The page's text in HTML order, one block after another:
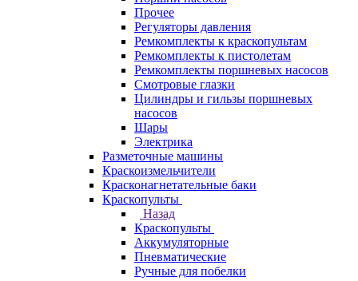
Прочее
Регуляторы давления
Ремкомплекты к краскопультам
Ремкомплекты к пистолетам
Ремкомплекты поршневых насосов
Смотровые глазки
Цилиндры и гильзы поршневых
насосов
Шары
Электрика
Разметочные машины
Краскоизмельчители
Красконагнетательные баки
Краскопульты
Назад
Краскопульты
Аккумуляторные
Пневматические
Ручные для побелки